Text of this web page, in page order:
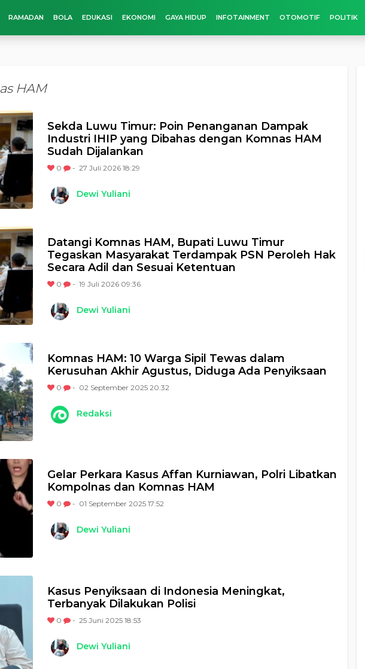
RAMADAN BOLA EDUKASI EKONOMI GAYA HIDUP INFOTAINMENT OTOMOTIF POLITIK
HAM
Sekda Luwu Timur: Poin Penanganan Dampak
Industri IHIP yang Dibahas dengan Komnas HAM
Sudah Dijalankan
0 - 27 Juli 2026 18:29
Dewi Yuliani
Datangi Komnas HAM, Bupati Luwu Timur
Tegaskan Masyarakat Terdampak PSN Peroleh Hak
Secara Adil dan Sesuai Ketentuan
0 - 19 Juli 2026 09:36
Dewi Yuliani
Komnas HAM: 10 Warga Sipil Tewas dalam
Kerusuhan Akhir Agustus, Diduga Ada Penyiksaan
0 - 02 September 2025 20:32
Redaksi
Gelar Perkara Kasus Affan Kurniawan, Polri Libatkan
Kompolnas dan Komnas HAM
0 - 01 September 2025 17:52
Dewi Yuliani
Kasus Penyiksaan di Indonesia Meningkat,
Terbanyak Dilakukan Polisi
0 - 25 Juni 2025 18:53
Dewi Yuliani